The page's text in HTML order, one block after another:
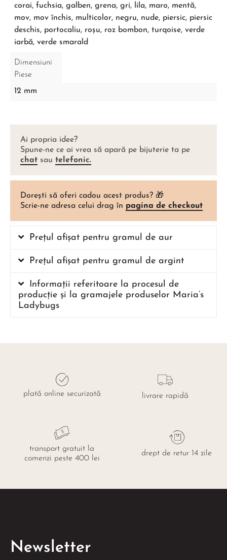
corai, fuchsia, galben, grena, gri, lila, maro, mentă,
mov, mov închis, multicolor, negru, nude, piersic, piersic
deschis, portocaliu, roșu, roz bombon, turqoise, verde
iarbă, verde smarald
Dimensiuni
Piese
12 mm
Ai propria idee?
Spune-ne ce ai vrea să apară pe bijuterie ta pe
chat sau telefonic.
Dorești să oferi cadou acest produs? 🎁
Scrie-ne adresa celui drag în pagina de checkout
Prețul afișat pentru gramul de aur
Prețul afișat pentru gramul de argint
Informații referitoare la procesul de
producție și la gramajele produselor Maria’s
Ladybugs
plată online securizată livrare rapidă
transport gratuit la
comenzi peste 400 lei
drept de retur 14 zile
Newsletter